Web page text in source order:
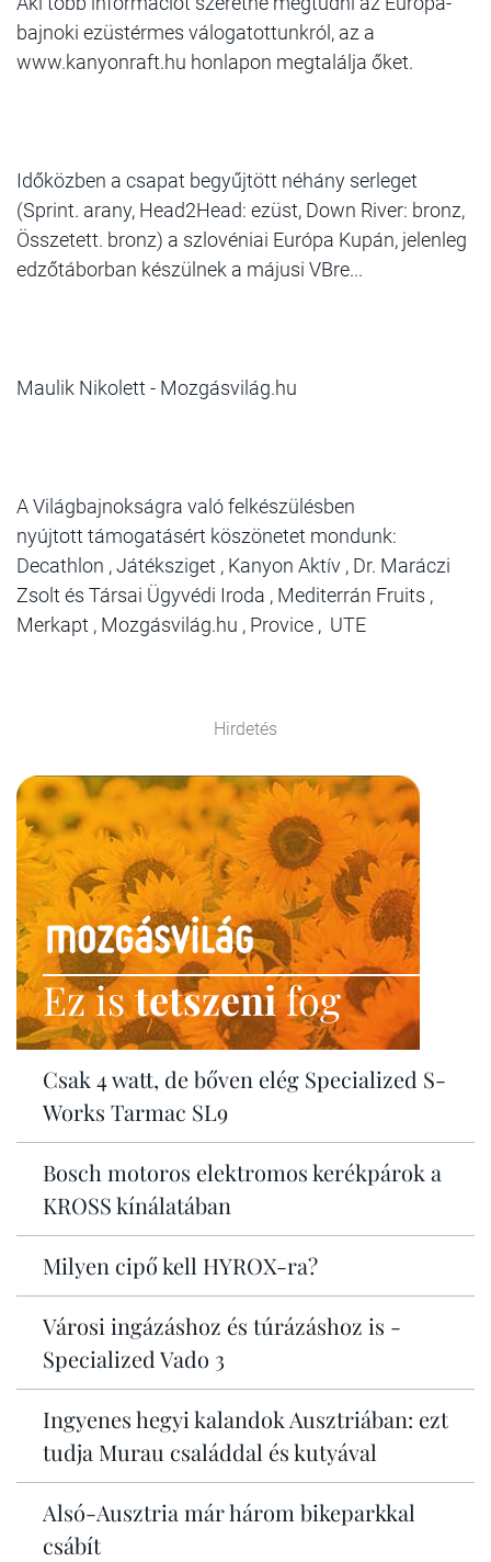
bajnoki ezüstérmes válogatottunkról, az a
www.kanyonraft.hu honlapon megtalálja őket.
Időközben a csapat begyűjtött néhány serleget
(Sprint. arany, Head2Head: ezüst, Down River: bronz,
Összetett. bronz) a szlovéniai Európa Kupán, jelenleg
edzőtáborban készülnek a májusi VBre...
Maulik Nikolett - Mozgásvilág.hu
A Világbajnokságra való felkészülésben
nyújtott támogatásért köszönetet mondunk:
Decathlon , Játéksziget , Kanyon Aktív , Dr. Maráczi
Zsolt és Társai Ügyvédi Iroda , Mediterrán Fruits ,
Merkapt , Mozgásvilág.hu , Provice , UTE
Hirdetés
Ez istetszenifog
Csak 4 watt, de bőven elég Specialized S-
Works Tarmac SL9
Bosch motoros elektromos kerékpárok a
KROSS kínálatában
Milyen cipő kell HYROX-ra?
Városi ingázáshoz és túrázáshoz is -
Specialized Vado 3
Ingyenes hegyi kalandok Ausztriában: ezt
tudja Murau családdal és kutyával
Alsó-Ausztria már három bikeparkkal
csábít